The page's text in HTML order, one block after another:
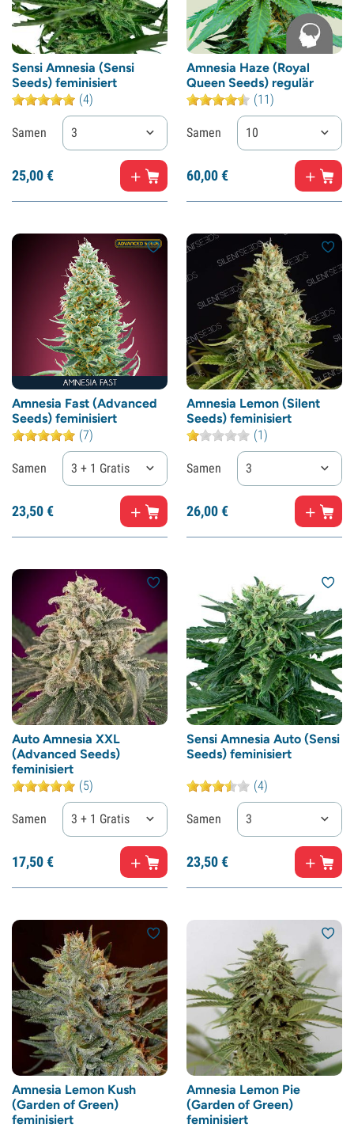
Sensi Amnesia (Sensi
Seeds) feminisiert
(4)
Samen 3
25,00€
Amnesia Haze (Royal
Queen Seeds) regulär
(11)
Samen 10
60,00€
Amnesia Fast (Advanced
Seeds) feminisiert
(7)
Samen 3 + 1 Gratis
23,50€
Amnesia Lemon (Silent
Seeds) feminisiert
(1)
Samen 3
26,00€
Auto Amnesia XXL
(Advanced Seeds)
feminisiert
(5)
Samen 3 + 1 Gratis
17,50€
Sensi Amnesia Auto (Sensi
Seeds) feminisiert
(4)
Samen 3
23,50€
Amnesia Lemon Kush
(Garden of Green)
feminisiert
Amnesia Lemon Pie
(Garden of Green)
feminisiert